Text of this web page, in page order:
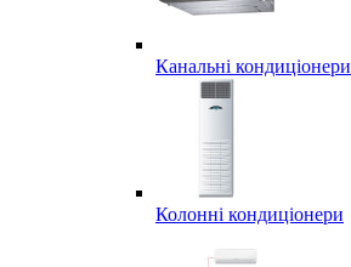
Канальні кондиціонери
Колонні кондиціонери